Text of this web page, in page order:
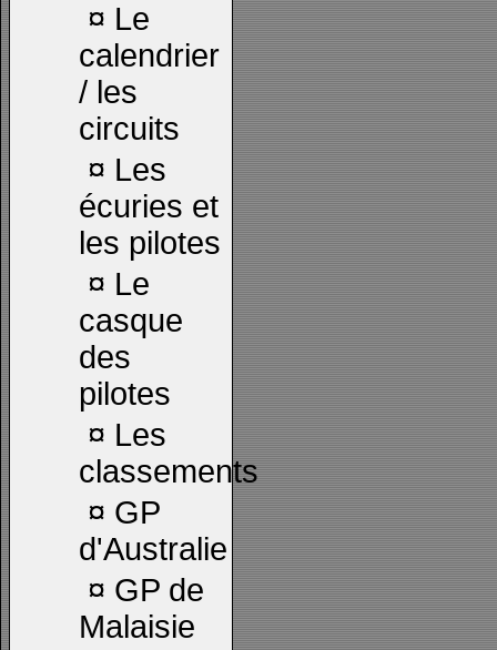
¤ Le
calendrier
/ les
circuits
¤ Les
écuries et
les pilotes
¤ Le
casque
des
pilotes
¤ Les
classements
¤ GP
d'Australie
¤ GP de
Malaisie